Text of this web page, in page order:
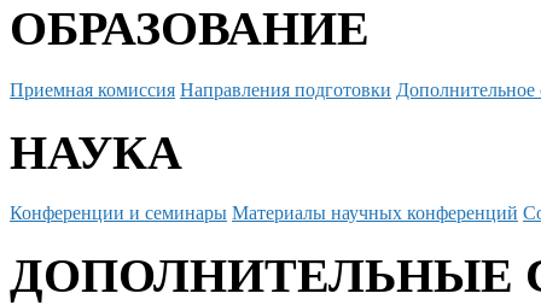
ОБРАЗОВАНИЕ
Приемная комиссия Направления подготовки Дополнительное
НАУКА
Конференции и семинары Материалы научных конференций
ДОПОЛНИТЕЛЬНЫЕ